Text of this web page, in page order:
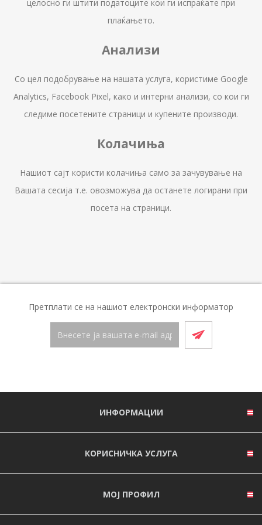
целосно ги штити податоците кои ги испраќате при
плаќањето.
Анализи
Со цел подобрување на нашата услуга, користиме Google
Analytics, Facebook Pixel, како и интерни анализи, со кои ги
следиме посетените страници и купените производи.
Колачиња
Нашиот сајт користи колачиња само за зачувување на
Вашата сесија т.е. овозможува да останете логирани при
посета на страници.
Претплати се на нашиот електронски информатор
ИНФОРМАЦИИ
КОРИСНИЧКА УСЛУГА
МОЈ ПРОФИЛ